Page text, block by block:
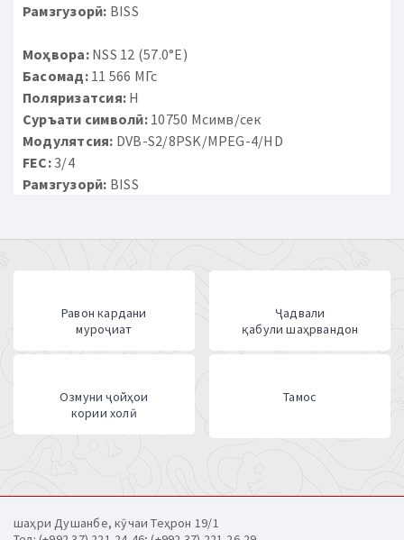
Рамзгузорӣ: BISS
Моҳвора:NSS 12 (57.0°E)
Басомад:11 566 МГс
Поляризатсия: H
Суръати символӣ:10750 Мсимв/сек
Модулятсия: DVB-S2/8PSK/MPEG-4/HD
FEC:3/4
Рамзгузорӣ: BISS
Равон кардани
муроҷиат
Ҷадвали
қабули шаҳрвандон
Озмуни ҷойҳои
кории холӣ
Тамос
шаҳри Душанбе, кӯчаи Теҳрон 19/1